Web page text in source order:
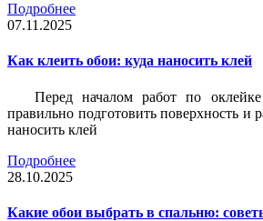
Подробнее
07.11.2025
Как клеить обои: куда наносить клей
Перед началом работ по
правильно подготовить поверхность и
наносить клей
Подробнее
28.10.2025
Какие обои выбрать в спальню: